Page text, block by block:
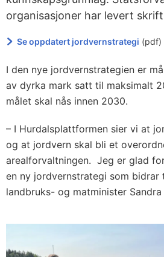
organisasjoner har levert
Se oppdatert jordvernstrategi (pdf)
I den nye jordvernstrategien er
av dyrka mark satt til maksimalt
målet skal nås innen 2030.
– I Hurdalsplattformen sier vi at
og at jordvern skal bli et
arealforvaltningen. Jeg er glad
en ny jordvernstrategi som bidrar
landbruks- og matminister Sandra